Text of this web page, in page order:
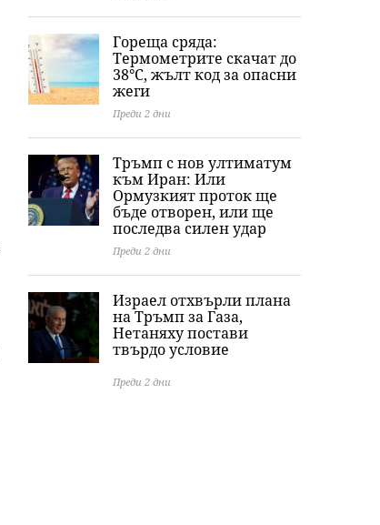
Гореща сряда:
Термометрите скачат до
38°C, жълт код за опасни
жеги
Преди 2 дни
Тръмп с нов ултиматум
към Иран: Или
Ормузкият проток ще
бъде отворен, или ще
последва силен удар
Преди 2 дни
Израел отхвърли плана
на Тръмп за Газа,
Нетаняху постави
твърдо условие
Преди 2 дни